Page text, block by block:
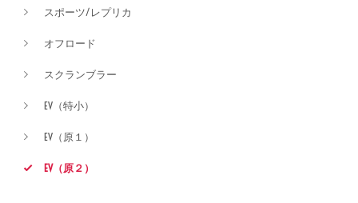
スポーツ/レプリカ
オフロード
スクランブラー
EV（特小）
EV（原１）
EV（原２）